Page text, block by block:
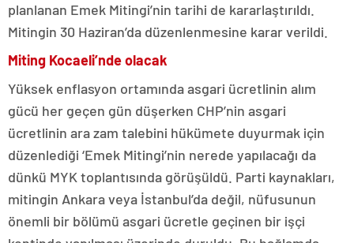
planlanan Emek Mitingi’nin tarihi de kararlaştırıldı.
Mitingin 30 Haziran’da düzenlenmesine karar verildi.
Miting Kocaeli’nde olacak
Yüksek enflasyon ortamında asgari ücretlinin alım
gücü her geçen gün düşerken CHP’nin asgari
ücretlinin ara zam talebini hükümete duyurmak için
düzenlediği ‘Emek Mitingi’nin nerede yapılacağı da
dünkü MYK toplantısında görüşüldü. Parti kaynakları,
mitingin Ankara veya İstanbul’da değil, nüfusunun
önemli bir bölümü asgari ücretle geçinen bir işçi